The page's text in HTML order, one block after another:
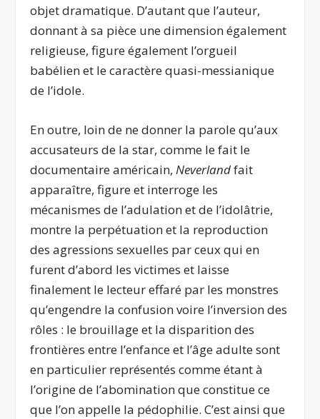
objet dramatique. D’autant que l’auteur,
donnant à sa pièce une dimension également
religieuse, figure également l’orgueil
babélien et le caractère quasi-messianique
de l’idole.
En outre, loin de ne donner la parole qu’aux
accusateurs de la star, comme le fait le
documentaire américain,Neverlandfait
apparaître, figure et interroge les
mécanismes de l’adulation et de l’idolâtrie,
montre la perpétuation et la reproduction
des agressions sexuelles par ceux qui en
furent d’abord les victimes et laisse
finalement le lecteur effaré par les monstres
qu’engendre la confusion voire l’inversion des
rôles : le brouillage et la disparition des
frontières entre l’enfance et l’âge adulte sont
en particulier représentés comme étant à
l’origine de l’abomination que constitue ce
que l’on appelle la pédophilie. C’est ainsi que